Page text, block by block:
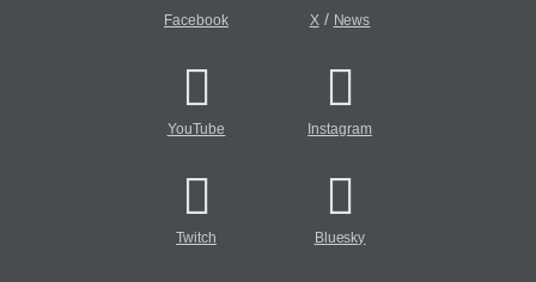
Facebook X/ News
YouTube Instagram
Twitch Bluesky